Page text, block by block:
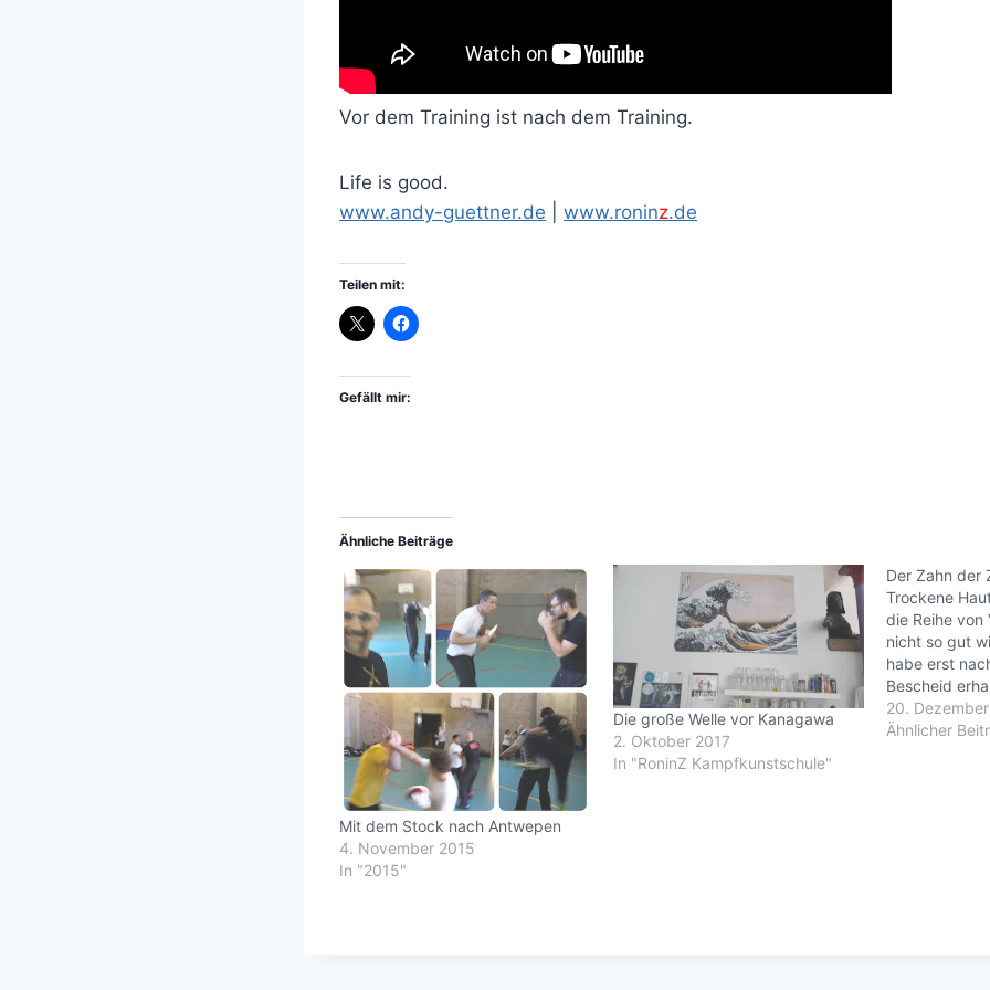
Vor dem Training ist nach dem Training.
Life is good.
www.andy-guettner.de
www.roninz.de
Teilen mit:
Gefällt mir:
Ähnliche Beiträge
Mit dem Stock nach Antwepen
4. November 2015
In "2015"
Die große Welle vor Kanagawa
2. Oktober 2017
In "RoninZ Kampfkunstschule"
Der Zahn der
Trockene
die Reihe von
nicht so gut
habe erst
Bescheid
pourquoi il
agréable.
20.
Ähnlicher